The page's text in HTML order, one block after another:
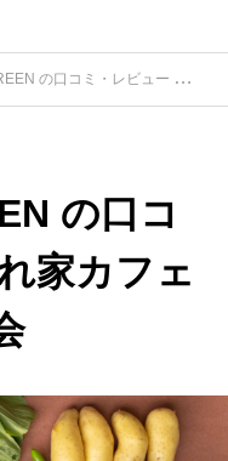
・レビュー 隠れ家カフェでゆったり女子会
の口コ
家カフェ